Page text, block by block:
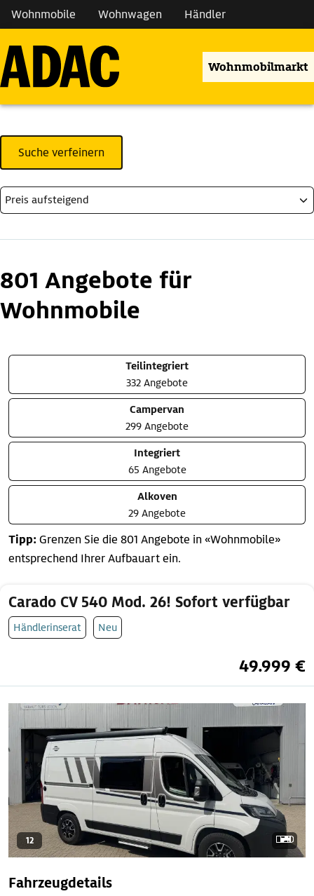
Wohnmobile Wohnwagen Händler
Wohnmobilmarkt
Suche verfeinern
801 Angebote für
Wohnmobile
Teilintegriert
332 Angebote
Campervan
299 Angebote
Integriert
65 Angebote
Alkoven
29 Angebote
Tipp: Grenzen Sie die 801 Angebote in «Wohnmobile»
entsprechend Ihrer Aufbauart ein.
Carado CV 540 Mod. 26! Sofort verfügbar
Händlerinserat Neu
49.999 €
12
Fahrzeugdetails